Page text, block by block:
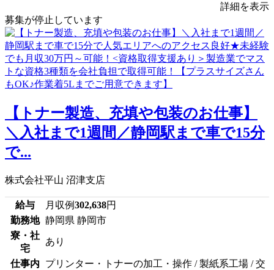
詳細を表示
募集が停止しています
【トナー製造、充填や包装のお仕事】
＼入社まで1週間／静岡駅まで車で15分
で...
株式会社平山 沼津支店
給与 月収例302,638円
勤務地 静岡県 静岡市
寮・社
宅
あり
仕事内
プリンター・トナーの加工・操作 / 製紙系工場 / 交